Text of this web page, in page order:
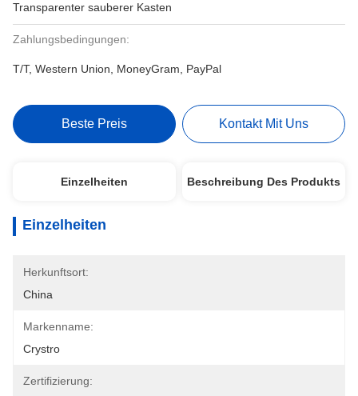
Transparenter sauberer Kasten
Zahlungsbedingungen:
T/T, Western Union, MoneyGram, PayPal
Beste Preis Kontakt Mit Uns
Einzelheiten Beschreibung Des Produkts
Einzelheiten
Herkunftsort:
China
Markenname:
Crystro
Zertifizierung: